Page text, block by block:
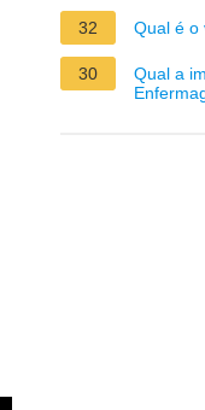
32
Qual é o
30
Qual a